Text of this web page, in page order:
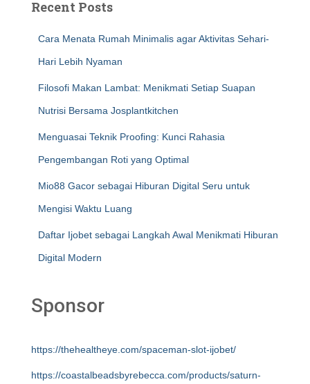
Recent Posts
Cara Menata Rumah Minimalis agar Aktivitas Sehari-
Hari Lebih Nyaman
Filosofi Makan Lambat: Menikmati Setiap Suapan
Nutrisi Bersama Josplantkitchen
Menguasai Teknik Proofing: Kunci Rahasia
Pengembangan Roti yang Optimal
Mio88 Gacor sebagai Hiburan Digital Seru untuk
Mengisi Waktu Luang
Daftar Ijobet sebagai Langkah Awal Menikmati Hiburan
Digital Modern
Sponsor
https://thehealtheye.com/spaceman-slot-ijobet/
https://coastalbeadsbyrebecca.com/products/saturn-